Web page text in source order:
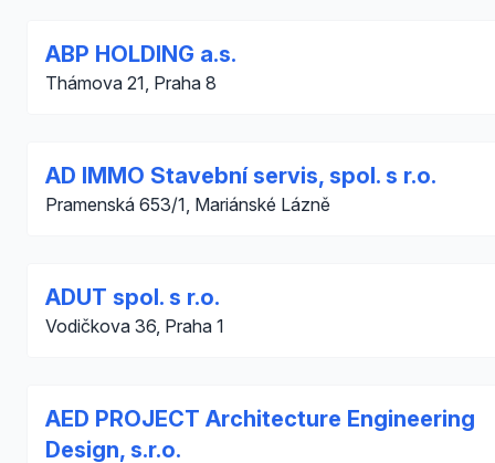
ABP HOLDING a.s.
Thámova 21, Praha 8
AD IMMO Stavební servis, spol. s r.o.
Pramenská 653/1, Mariánské Lázně
ADUT spol. s r.o.
Vodičkova 36, Praha 1
AED PROJECT Architecture Engineering
Design, s.r.o.